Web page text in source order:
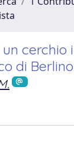
cerchio
di Berlino